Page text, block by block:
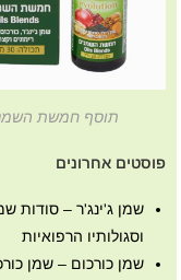
תוסף חמשת
פוסטים אחרונים
שמן ג'ינג'ר – סודות
וסגולותיו הרפואיות
שמן כורכום – שמן